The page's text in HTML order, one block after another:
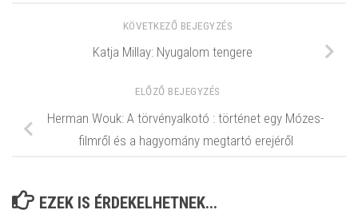
KÖVETKEZŐ BEJEGYZÉS
Katja Millay: Nyugalom tengere
ELŐZŐ BEJEGYZÉS
Herman Wouk: A törvényalkotó : történet egy Mózes-
filmről és a hagyomány megtartó erejéről
EZEK IS ÉRDEKELHETNEK...